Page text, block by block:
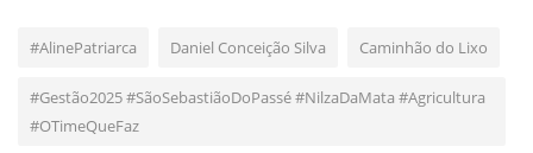
#AlinePatriarca Daniel Conceição Silva Caminhão do Lixo
#Gestão2025 #SãoSebastiãoDoPassé #NilzaDaMata #Agricultura
#OTimeQueFaz